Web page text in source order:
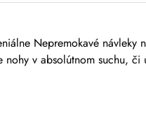
Nepremokavé návleky
v absolútnom suchu,